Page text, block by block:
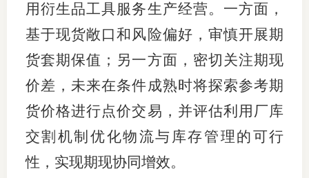
用衍生品工具服务生产经营。一方面，
基于现货敞口和风险偏好，审慎开展期
货套期保值；另一方面，密切关注期现
价差，未来在条件成熟时将探索参考期
货价格进行点价交易，并评估利用厂库
交割机制优化物流与库存管理的可行
性，实现期现协同增效。